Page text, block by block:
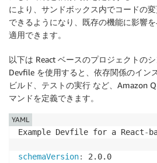
により、サンドボックス内でコードの
できるようになり、既存の機能に影響
適用できます。
以下は React ベースのプロジェクトの
Devfile を使用すると、依存関係のイン
ビルド、テストの実行 など、Amazon
マンドを定義できます。
Example Devfile for a React-
schemaVersion:
YAML